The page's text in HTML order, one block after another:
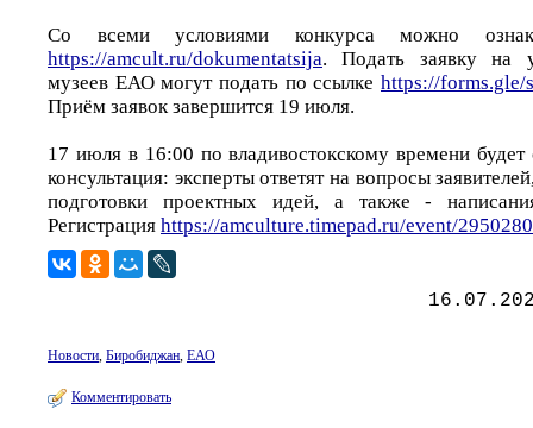
Со всеми условиями конкурса можно
https://amcult.ru/dokumentatsija. Подать заявку на
музеев ЕАО могут подать по ссылке https://forms.gle/
Приём заявок завершится 19 июля.
17 июля в 16:00 по владивостокскому времени будет
консультация: эксперты ответят на вопросы
подготовки проектных идей, а также -
Регистрация https://amculture.timepad.ru/event/
Новости, Биробиджан, ЕАО
Комментировать